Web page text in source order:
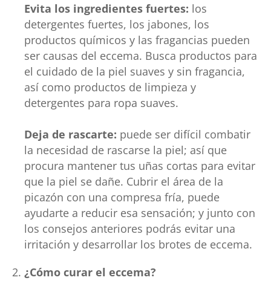
Evita los ingredientes fuertes: los
detergentes fuertes, los jabones, los
productos químicos y las fragancias pueden
ser causas del eccema. Busca productos para
el cuidado de la piel suaves y sin fragancia,
así como productos de limpieza y
detergentes para ropa suaves.
Deja de rascarte: puede ser difícil combatir
la necesidad de rascarse la piel; así que
procura mantener tus uñas cortas para evitar
que la piel se dañe. Cubrir el área de la
picazón con una compresa fría, puede
ayudarte a reducir esa sensación; y junto con
los consejos anteriores podrás evitar una
irritación y desarrollar los brotes de eccema.
¿Cómo curar el eccema?